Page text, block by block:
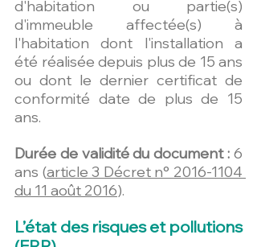
d'habitation ou partie(s)
d'immeuble affectée(s) à
l'habitation dont l'installation a
été réalisée depuis plus de 15 ans
ou dont le dernier certificat de
conformité date de plus de 15
ans.
Durée de validité du document : 6
ans (article 3 Décret n° 2016-1104
du 11 août 2016).
L’état des risques et pollutions